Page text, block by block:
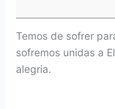
Temos de sofrer
sofremos unidas a
alegria.